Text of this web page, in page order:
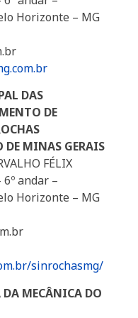
Horizonte – MG
DAS
DE
DE MINAS GERAIS
FÉLIX
andar –
Horizonte – MG
sinrochasmg/
MECÂNICA DO